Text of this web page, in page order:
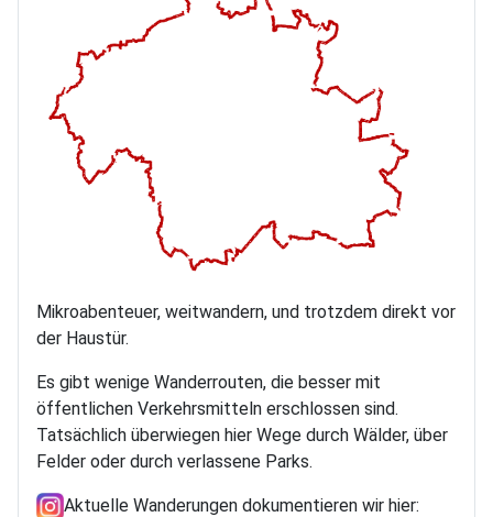
Mikroabenteuer, weitwandern, und trotzdem direkt vor
der Haustür.
Es gibt wenige Wanderrouten, die besser mit
öffentlichen Verkehrsmitteln erschlossen sind.
Tatsächlich überwiegen hier Wege durch Wälder, über
Felder oder durch verlassene Parks.
Aktuelle Wanderungen dokumentieren wir hier: